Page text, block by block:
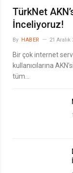
TürkNet
İnceliyoruz!
By HABER 21 Aralık
Bir çok internet
kullanıcılarına
tüm…